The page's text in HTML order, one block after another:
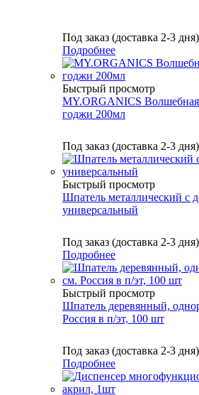
Под заказ (доставка 2-3 дня)
Подробнее
Быстрый просмотр
MY.ORGANICS Волшебная
годжи 200мл
Под заказ (доставка 2-3 дня)
Быстрый просмотр
Шпатель металлический с
универсальный
Под заказ (доставка 2-3 дня)
Подробнее
Быстрый просмотр
Шпатель деревянный,
Россия в п/эт, 100 шт
Под заказ (доставка 2-3 дня)
Подробнее